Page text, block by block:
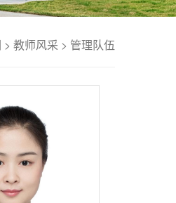
> 教师风采 > 管理队伍